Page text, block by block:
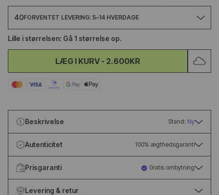
40FORVENTET LEVERING: 5–14 HVERDAGE
Lille i størrelsen: Gå 1 størrelse op.
LÆG I KURV - 2.600KR
Beskrivelse Stand: Ny
Autenticitet 100% ægthedsgaranti
Prisgaranti Gratis ombytning
Levering & retur